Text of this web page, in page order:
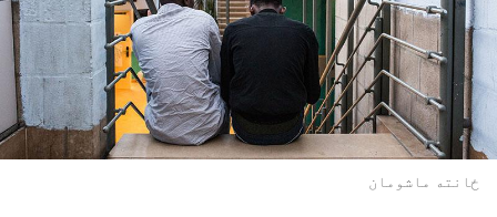
ځانته ماشومان